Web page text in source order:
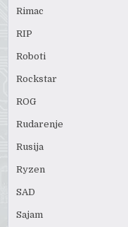
Rimac
RIP
Roboti
Rockstar
ROG
Rudarenje
Rusija
Ryzen
SAD
Sajam